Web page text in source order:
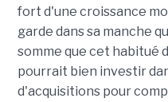
fort d'une croissance
garde dans sa manche
somme que cet habitué
pourrait bien investir
d'acquisitions pour